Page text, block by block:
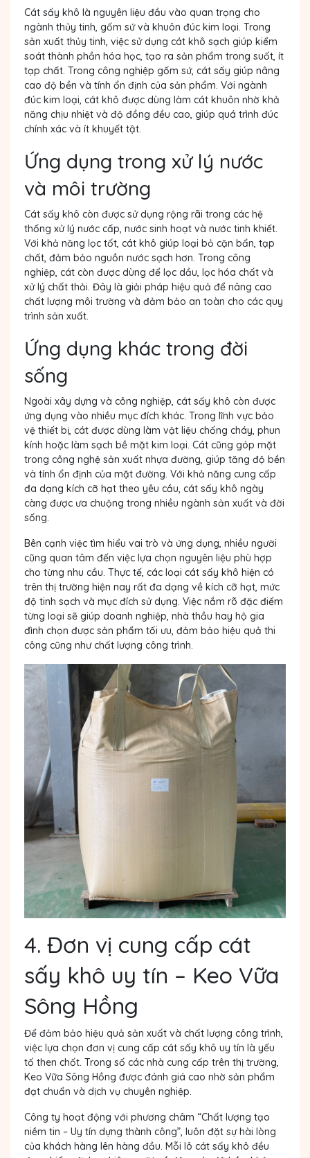
Cát sấy khô là nguyên liệu đầu vào quan trọng cho
ngành thủy tinh, gốm sứ và khuôn đúc kim loại. Trong
sản xuất thủy tinh, việc sử dụng cát khô sạch giúp kiểm
soát thành phần hóa học, tạo ra sản phẩm trong suốt, ít
tạp chất. Trong công nghiệp gốm sứ, cát sấy giúp nâng
cao độ bền và tính ổn định của sản phẩm. Với ngành
đúc kim loại, cát khô được dùng làm cát khuôn nhờ khả
năng chịu nhiệt và độ đồng đều cao, giúp quá trình đúc
chính xác và ít khuyết tật.
Ứng dụng trong xử lý nước
và môi trường
Cát sấy khô còn được sử dụng rộng rãi trong các hệ
thống xử lý nước cấp, nước sinh hoạt và nước tinh khiết.
Với khả năng lọc tốt, cát khô giúp loại bỏ cặn bẩn, tạp
chất, đảm bảo nguồn nước sạch hơn. Trong công
nghiệp, cát còn được dùng để lọc dầu, lọc hóa chất và
xử lý chất thải. Đây là giải pháp hiệu quả để nâng cao
chất lượng môi trường và đảm bảo an toàn cho các quy
trình sản xuất.
Ứng dụng khác trong đời
sống
Ngoài xây dựng và công nghiệp, cát sấy khô còn được
ứng dụng vào nhiều mục đích khác. Trong lĩnh vực bảo
vệ thiết bị, cát được dùng làm vật liệu chống cháy, phun
kính hoặc làm sạch bề mặt kim loại. Cát cũng góp mặt
trong công nghệ sản xuất nhựa đường, giúp tăng độ bền
và tính ổn định của mặt đường. Với khả năng cung cấp
đa dạng kích cỡ hạt theo yêu cầu, cát sấy khô ngày
càng được ưa chuộng trong nhiều ngành sản xuất và đời
sống.
Bên cạnh việc tìm hiểu vai trò và ứng dụng, nhiều người
cũng quan tâm đến việc lựa chọn nguyên liệu phù hợp
cho từng nhu cầu. Thực tế, các loại cát sấy khô hiện có
trên thị trường hiện nay rất đa dạng về kích cỡ hạt, mức
độ tinh sạch và mục đích sử dụng. Việc nắm rõ đặc điểm
từng loại sẽ giúp doanh nghiệp, nhà thầu hay hộ gia
đình chọn được sản phẩm tối ưu, đảm bảo hiệu quả thi
công cũng như chất lượng công trình.
4. Đơn vị cung cấp cát
sấy khô uy tín – Keo Vữa
Sông Hồng
Để đảm bảo hiệu quả sản xuất và chất lượng công trình,
việc lựa chọn đơn vị cung cấp cát sấy khô uy tín là yếu
tố then chốt. Trong số các nhà cung cấp trên thị trường,
Keo Vữa Sông Hồng được đánh giá cao nhờ sản phẩm
đạt chuẩn và dịch vụ chuyên nghiệp.
Công ty hoạt động với phương châm “Chất lượng tạo
niềm tin – Uy tín dựng thành công”, luôn đặt sự hài lòng
của khách hàng lên hàng đầu. Mỗi lô cát sấy khô đều